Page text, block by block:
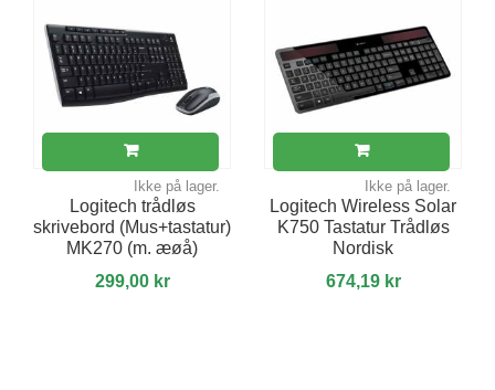
Ikke på lager.
Logitech trådløs
skrivebord (Mus+tastatur)
MK270 (m. æøå)
299,00 kr
Ikke på lager.
Logitech Wireless Solar
K750 Tastatur Trådløs
Nordisk
674,19 kr